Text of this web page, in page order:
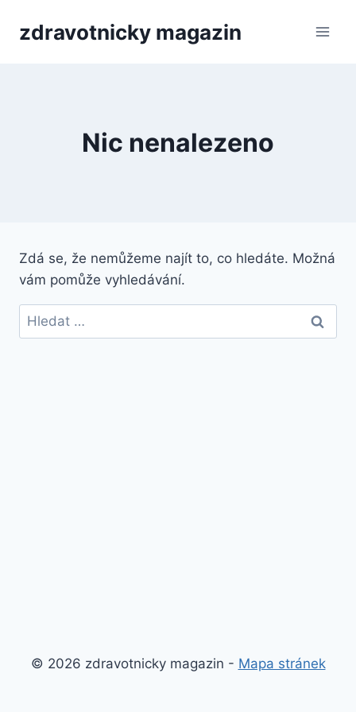
zdravotnicky magazin
Nic nenalezeno
Zdá se, že nemůžeme najít to, co hledáte. Možná
vám pomůže vyhledávání.
Vyhledávání
© 2026 zdravotnicky magazin - Mapa stránek